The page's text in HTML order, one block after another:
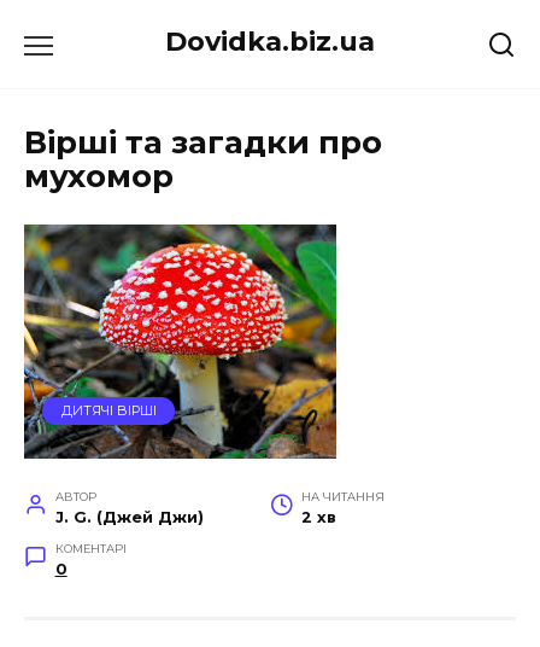
до
Dovidka.biz.ua
Вірші та загадки про
мухомор
ДИТЯЧІ ВІРШІ
АВТОР
J. G. (Джей Джи)
НА ЧИТАННЯ
2 хв
КОМЕНТАРІ
0